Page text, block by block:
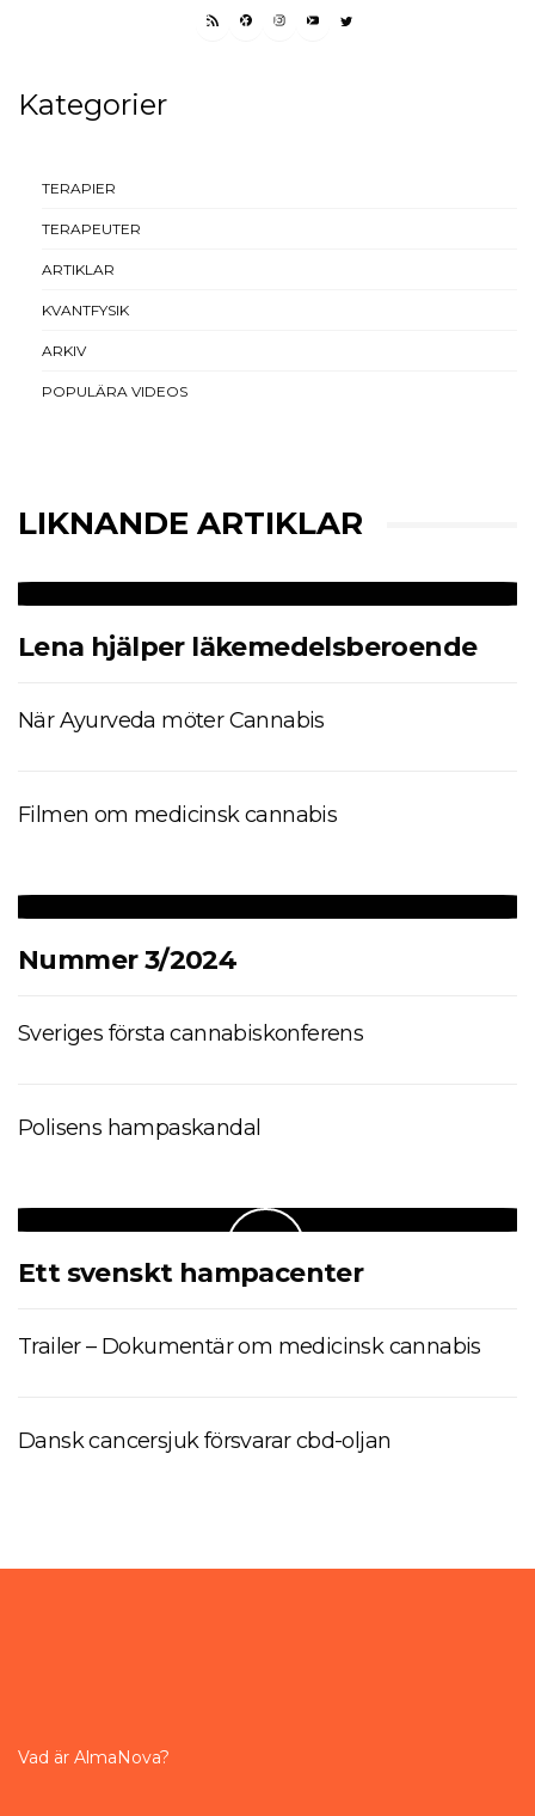
RSS FEEDFACEBOOK
INSTAGRAM
YOUTUBETWITTER
Kategorier
TERAPIER
TERAPEUTER
ARTIKLAR
KVANTFYSIK
ARKIV
POPULÄRA VIDEOS
LIKNANDE ARTIKLAR
Lena hjälper läkemedelsberoende
När Ayurveda möter Cannabis
Filmen om medicinsk cannabis
Nummer 3/2024
Sveriges första cannabiskonferens
Polisens hampaskandal
Ett svenskt hampacenter
Trailer – Dokumentär om medicinsk cannabis
Dansk cancersjuk försvarar cbd-oljan
Vad är AlmaNova?